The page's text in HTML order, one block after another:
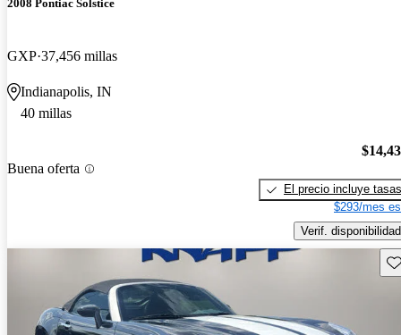
2008 Pontiac Solstice
GXP 37,456 millas
Indianapolis, IN
40 millas
Buena oferta
El precio incluye tasas
$293/mes
Verif. disponibilidad